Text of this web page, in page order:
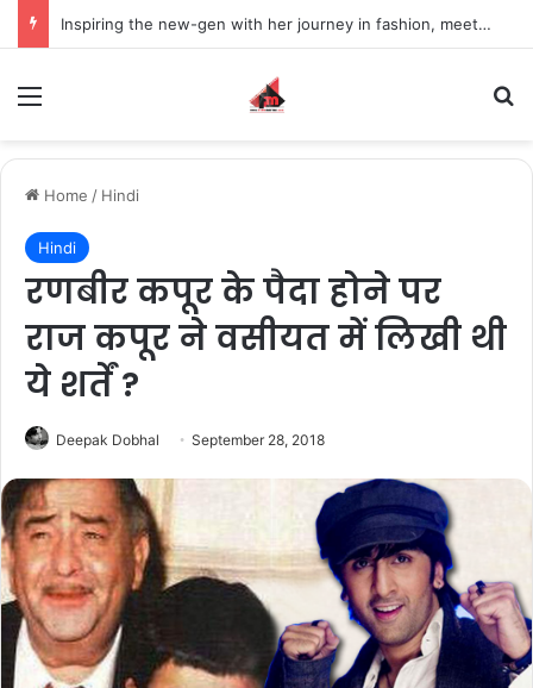
Inspiring the new-gen with her journey in fashion, meet Jaya Thakur.
Home / Hindi
Hindi
रणबीर कपूर के पैदा होने पर
राज कपूर ने वसीयत में लिखी थी
ये शर्तें ?
Deepak Dobhal September 28, 2018